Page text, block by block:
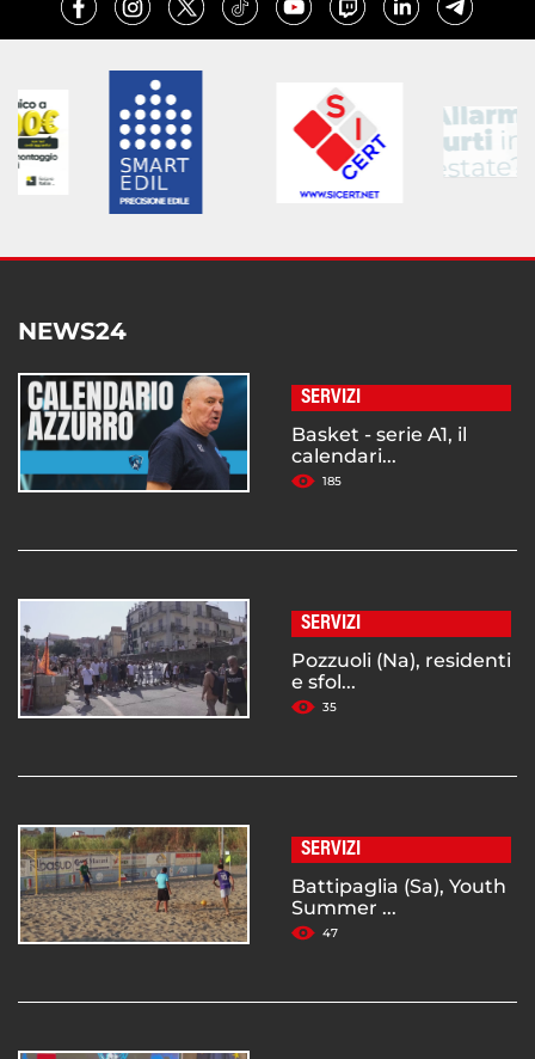
NEWS24
SERVIZI
Basket - serie A1, il
calendari...
185
SERVIZI
Pozzuoli (Na), residenti
e sfol...
35
SERVIZI
Battipaglia (Sa), Youth
Summer ...
47